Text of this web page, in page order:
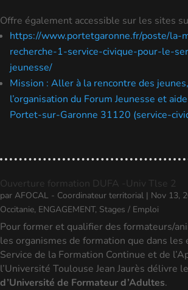
Offre également accessible sur les sites
https://www.portetgaronne.fr/poste/la-
recherche-1-service-civique-pour-le-
jeunesse/
Mission : Aller à la rencontre des
l’organisation du Forum Jeunesse et
Portet-sur-Garonne 31120 (service-
Ouverture formation DUFA -Univ Tlse 2
par AFOCAL - Coordinateur territorial | Nov 13,
Occitanie, ENGAGEMENT, Stages / Emploi
Pour former et qualifier des formateurs/
les organismes de formation que dans les
Service de la Formation Continue et de
l’Université Toulouse Jean Jaurès délivre le
d’Université de Formateur d’Adultes.